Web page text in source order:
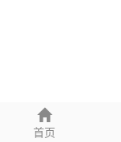
首页